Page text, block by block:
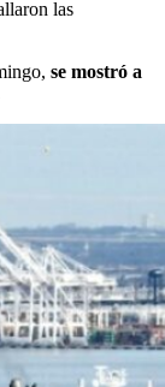
las
se mostró a